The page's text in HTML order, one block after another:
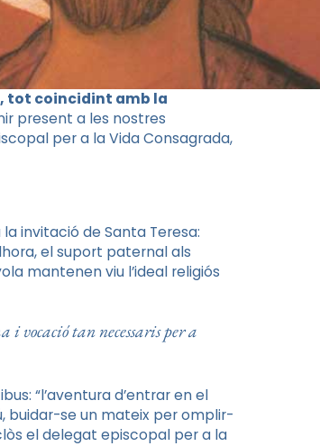
, tot coincidint amb la
present a les nostres
per a la Vida Consagrada,
invitació de Santa Teresa:
el suport paternal als
mantenen viu l’ideal religiós
vocació tan necessaris per a
: “l’aventura d’entrar en el
buidar-se un mateix per omplir-
el delegat episcopal per a la